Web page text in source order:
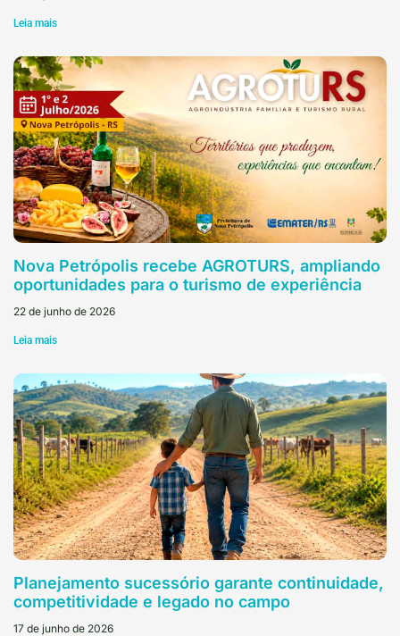
Leia mais
Nova Petrópolis recebe AGROTURS, ampliando
oportunidades para o turismo de experiência
22 de junho de 2026
Leia mais
Planejamento sucessório garante continuidade,
competitividade e legado no campo
17 de junho de 2026